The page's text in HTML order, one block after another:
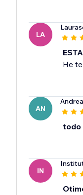
LA
He
AN
todo
IN